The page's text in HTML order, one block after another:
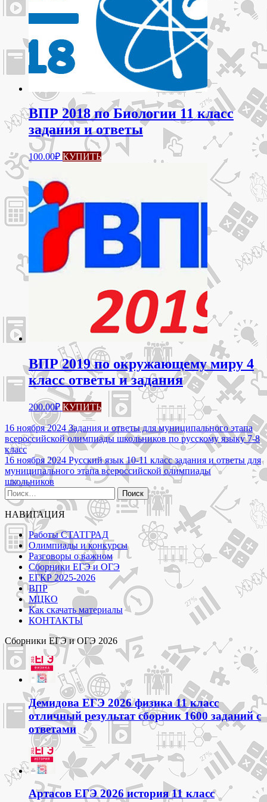
ВПР 2018 по Биологии 11 класс
задания и ответы
100.00₽ КУПИТЬ
ВПР 2019 по окружающему миру 4
класс ответы и задания
200.00₽ КУПИТЬ
Навигация
по
записям
16 ноября 2024 Задания и ответы для муниципального этапа
всероссийской олимпиады школьников по русскому языку 7-8
класс
16 ноября 2024 Русский язык 10-11 класс задания и ответы для
муниципального этапа всероссийской олимпиады
школьников
Найти:
НАВИГАЦИЯ
Работы СТАТГРАД
Олимпиады и конкурсы
Разговоры о важном
Сборники ЕГЭ и ОГЭ
ЕГКР 2025-2026
ВПР
МЦКО
Как скачать материалы
КОНТАКТЫ
Сборники ЕГЭ и ОГЭ 2026
Демидова ЕГЭ 2026 физика 11 класс
отличный результат сборник 1600 заданий с
ответами
Артасов ЕГЭ 2026 история 11 класс